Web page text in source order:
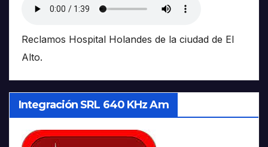
Reclamos Hospital Holandes de la ciudad de El
Alto.
Integración SRL 640 KHz Am